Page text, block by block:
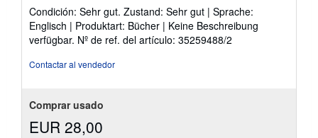
n
v
í
o
vendedor:
5
de
Condición: Sehr gut. Zustand: Sehr gut | Sprache:
Englisch | Produktart: Bücher | Keine Beschreibung
verfügbar. Nº de ref. del artículo: 35259488/2
Contactar al vendedor
Comprar usado
EUR 28,00